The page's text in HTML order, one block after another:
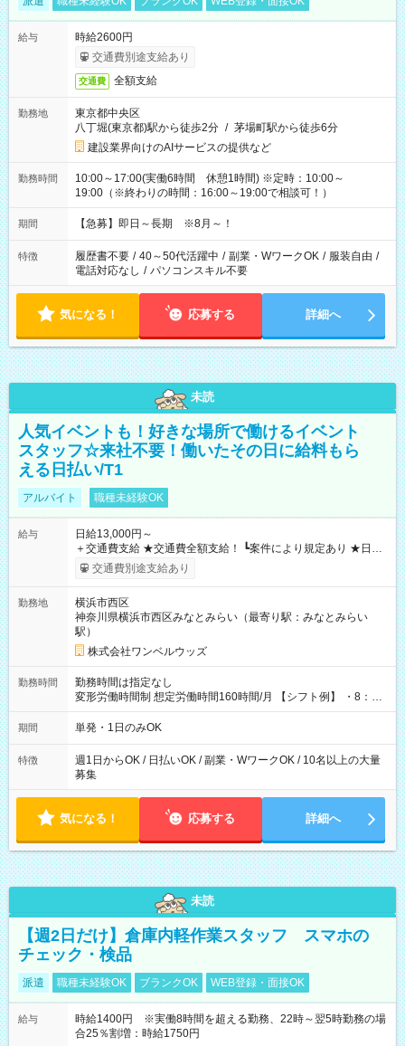
給与
時給2600円
交通費別途支給あり
交通費 全額支給
勤務地
東京都中央区
八丁堀(東京都)駅から徒歩2分 / 茅場町駅から徒歩6分
建設業界向けのAIサービスの提供など
勤務時間
10:00～17:00(実働6時間 休憩1時間) ※定時：10:00～
19:00（※終わりの時間：16:00～19:00で相談可！）
期間 【急募】即日～長期 ※8月～！
特徴 履歴書不要 / 40～50代活躍中 / 副業・WワークOK / 服装自由 /
電話対応なし / パソコンスキル不要
気になる！ 応募する 詳細へ
未読
人気イベントも！好きな場所で働けるイベント
スタッフ☆来社不要！働いたその日に給料もら
える日払い/T1
アルバイト 職種未経験OK
給与
日給13,000円～
＋交通費支給 ★交通費全額支給！ ┗案件により規定あり ★日払
いOK！（規定あり） ┗働いたその日に現金GET♪ お仕事後はコ
ンビニATMから 日払い分を引き落とせます！ 【試用期間】試
交通費別途支給あり
勤務地
横浜市西区
神奈川県横浜市西区みなとみらい（最寄り駅：みなとみらい
駅）
株式会社ワンベルウッズ
勤務時間
勤務時間は指定なし
変形労働時間制 想定労働時間160時間/月 【シフト例】 ・8：00
～21：00
期間 単発・1日のみOK
特徴
週1日からOK / 日払いOK / 副業・WワークOK / 10名以上の大量
募集
気になる！ 応募する 詳細へ
未読
【週2日だけ】倉庫内軽作業スタッフ スマホの
チェック・検品
派遣 職種未経験OK ブランクOK WEB登録・面接OK
給与
時給1400円 ※実働8時間を超える勤務、22時～翌5時勤務の場
合25％割増：時給1750円